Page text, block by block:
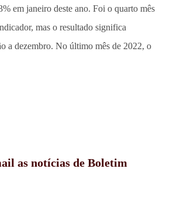
em janeiro deste ano. Foi o quarto mês
mas o resultado significa
a dezembro. No último mês de 2022, o
as notícias de Boletim